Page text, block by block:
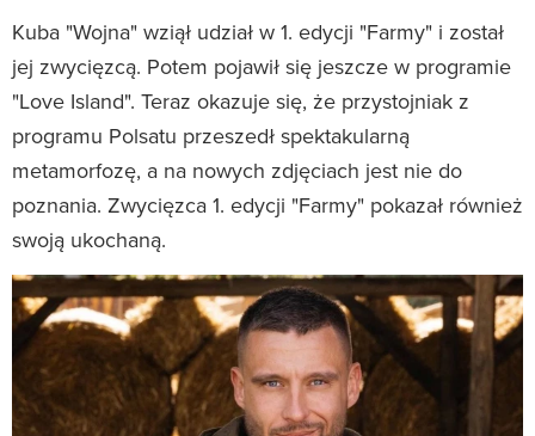
Kuba "Wojna" wziął udział w 1. edycji "Farmy" i został
jej zwycięzcą. Potem pojawił się jeszcze w programie
"Love Island". Teraz okazuje się, że przystojniak z
programu Polsatu przeszedł spektakularną
metamorfozę, a na nowych zdjęciach jest nie do
poznania. Zwycięzca 1. edycji "Farmy" pokazał również
swoją ukochaną.